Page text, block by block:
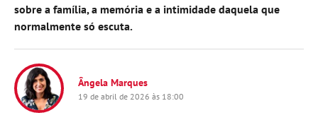
sobre a família, a memória e a intimidade daquela que
normalmente só escuta.
Ângela Marques
19 de abril de 2026 às 18:00